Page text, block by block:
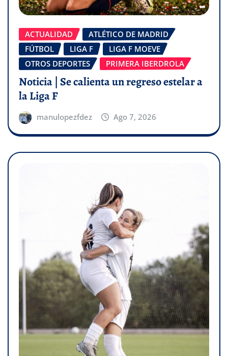
ACTUALIDAD
ATLÉTICO DE MADRID
FÚTBOL
LIGA F
LIGA F MOEVE
OTROS DEPORTES
PRIMERA IBERDROLA
Noticia | Se calienta un regreso estelar a
la Liga F
manulopezfdez Ago 7, 2026